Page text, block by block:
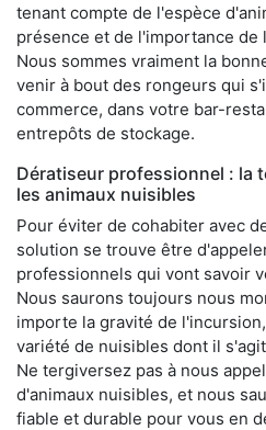
tenant compte de l'espèce
présence et de l'importance de
Nous sommes vraiment la
venir à bout des rongeurs qui
commerce, dans votre bar-
entrepôts de stockage.
Dératiseur professionnel : la
les animaux nuisibles
Pour éviter de cohabiter avec
solution se trouve être
professionnels qui vont savoir
Nous saurons toujours nous
importe la gravité de
variété de nuisibles dont il
Ne tergiversez pas à nous
d'animaux nuisibles, et nous
fiable et durable pour vous en